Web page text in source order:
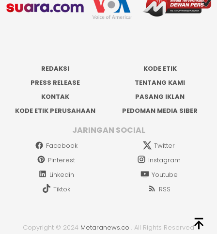
REDAKSI
KODE ETIK
PRESS RELEASE
TENTANG KAMI
KONTAK
PASANG IKLAN
KODE ETIK PERUSAHAAN
PEDOMAN MEDIA SIBER
JARINGAN SOCIAL
Facebook
Twitter
Pinterest
Instagram
Linkedin
Youtube
Tiktok
RSS
Copyright © 2024 Metaranews.co . All Rights Reserved